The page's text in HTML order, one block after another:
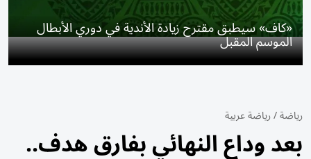
«كاف» سيطبق مقترح زيادة الأندية في دوري الأبطال
الموسم المقبل
رياضة/رياضة عربية
بعد وداع النهائي بفارق هدف..